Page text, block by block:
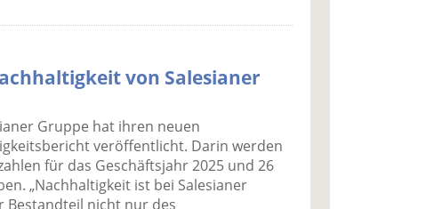
von Salesianer
Gruppe hat ihren neuen
veröffentlicht. Darin werden
für das Geschäftsjahr 2025 und 26
„Nachhaltigkeit ist bei Salesianer
Bestandteil nicht nur des